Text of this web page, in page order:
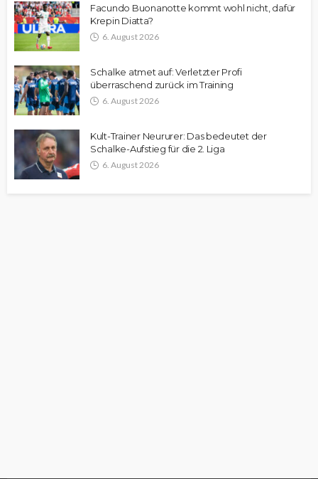
Facundo Buonanotte kommt wohl nicht, dafür
Krepin Diatta?
6. August 2026
Schalke atmet auf: Verletzter Profi
überraschend zurück im Training
6. August 2026
Kult-Trainer Neururer: Das bedeutet der
Schalke-Aufstieg für die 2. Liga
6. August 2026